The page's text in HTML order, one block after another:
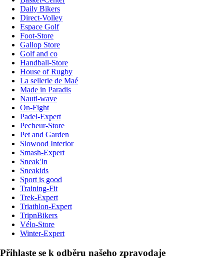
Daily Bikers
Direct-Volley
Espace Golf
Foot-Store
Gallop Store
Golf and co
Handball-Store
House of Rugby
La sellerie de Maé
Made in Paradis
Nauti-wave
On-Fight
Padel-Expert
Pecheur-Store
Pet and Garden
Slowood Interior
Smash-Expert
Sneak'In
Sneakids
Sport is good
Training-Fit
Trek-Expert
Triathlon-Expert
TripnBikers
Vélo-Store
Winter-Expert
Přihlaste se k odběru našeho zpravodaje